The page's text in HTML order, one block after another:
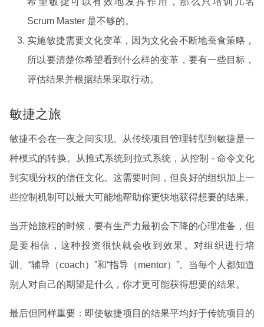
Scrum Master 是不够的。
实施敏捷需要文化变革，因为文化会不断地蚕食策略，
所以要清楚你希望看到什么样的变革，要有一些目标，
评估结果并根据结果采取行动。
敏捷之旅
敏捷不会在一夜之间实现。从传统项目管理转型到敏捷是一
种模式的转换。从推式系统到拉式系统，从控制 - 命令文化
到实现分权的信任文化。这需要时间，但良好的组织加上一
些控制机制可以最大可能地帮助你更快地获得想要的结果。
当开始旅程的时候，要有生产力最初会下降的心理准备，但
是要相信，这种投资很快就会收到效果。对组织进行培
训、“辅导（coach）”和“指导（mentor）”。当每个人都知道
别人对自己的期望是什么，你才更可能获得想要的结果。
最后但同样重要：即使敏捷项目的结果平均好于传统项目的